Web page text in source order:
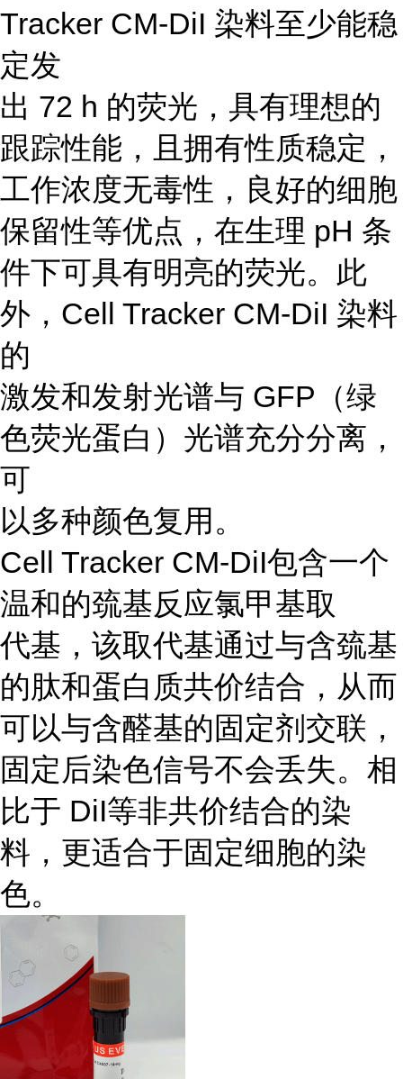
Tracker CM-DiI 染料至少能稳
定发
出 72 h 的荧光，具有理想的
跟踪性能，且拥有性质稳定，
工作浓度无毒性，良好的细胞
保留性等优点，在生理 pH 条
件下可具有明亮的荧光。此
外，Cell Tracker CM-DiI 染料
的
激发和发射光谱与 GFP（绿
色荧光蛋白）光谱充分分离，
可
以多种颜色复用。
Cell Tracker CM-DiI包含一个
温和的巯基反应氯甲基取
代基，该取代基通过与含巯基
的肽和蛋白质共价结合，从而
可以与含醛基的固定剂交联，
固定后染色信号不会丢失。相
比于 DiI等非共价结合的染
料，更适合于固定细胞的染
色。